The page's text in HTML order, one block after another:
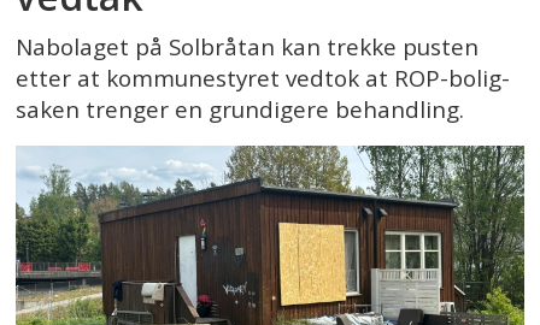
Nabolaget på Solbråtan kan trekke pusten
etter at kommunestyret vedtok at ROP-bolig-
saken trenger en grundigere behandling.